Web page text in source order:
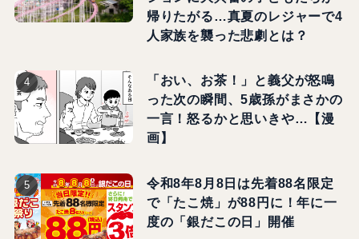
帰りたがる…真夏のレジャーで4
人家族を襲った悲劇とは？
「おい、お茶！」と義父が怒鳴
った次の瞬間、5歳孫がまさかの
一言！怒るかと思いきや…【漫
画】
令和8年8月8日は先着88名限定
で「たこ焼」が88円に！年に一
度の「銀だこの日」開催